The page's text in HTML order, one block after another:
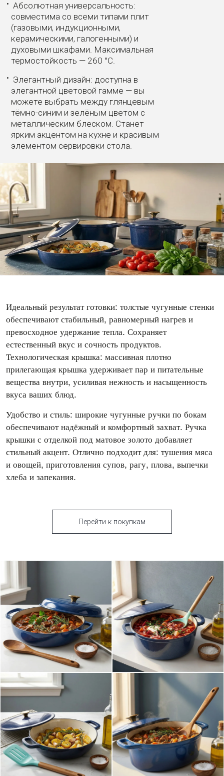
Абсолютная универсальность:
совместима со всеми типами плит
(газовыми, индукционными,
керамическими, галогенными) и
духовыми шкафами. Максимальная
термостойкость — 260 °C.
Элегантный дизайн: доступна в
элегантной цветовой гамме — вы
можете выбрать между глянцевым
тёмно-синим и зелёным цветом с
металлическим блеском. Станет
ярким акцентом на кухне и красивым
элементом сервировки стола.
Идеальный результат готовки: толстые чугунные стенки
обеспечивают стабильный, равномерный нагрев и
превосходное удержание тепла. Сохраняет
естественный вкус и сочность продуктов.
Технологическая крышка: массивная плотно
прилегающая крышка удерживает пар и питательные
вещества внутри, усиливая нежность и насыщенность
вкуса ваших блюд.
Удобство и стиль: широкие чугунные ручки по бокам
обеспечивают надёжный и комфортный захват. Ручка
крышки с отделкой под матовое золото добавляет
стильный акцент. Отлично подходит для: тушения мяса
и овощей, приготовления супов, рагу, плова, выпечки
хлеба и запекания.
Перейти к покупкам